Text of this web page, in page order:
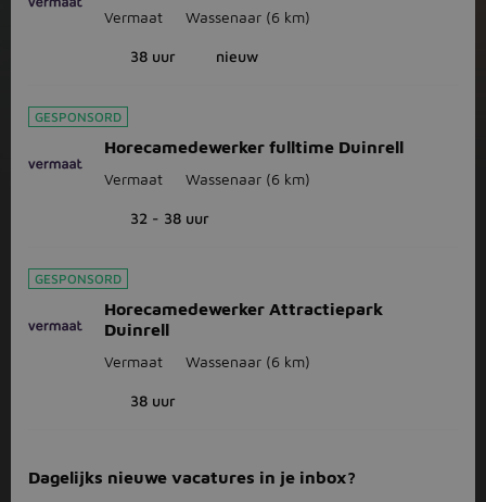
Vermaat Wassenaar (6 km)
38 uur nieuw
GESPONSORD
Horecamedewerker fulltime Duinrell
Vermaat Wassenaar (6 km)
32 - 38 uur
GESPONSORD
Horecamedewerker Attractiepark
Duinrell
Vermaat Wassenaar (6 km)
38 uur
Dagelijks nieuwe vacatures in je inbox?